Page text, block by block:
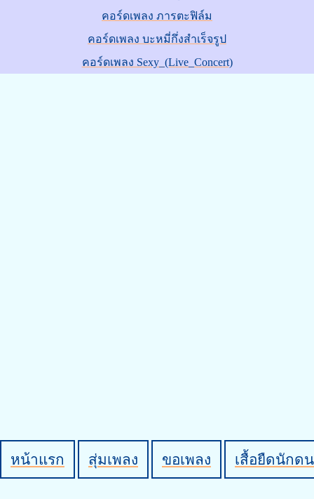
คอร์ดเพลง ภารตะฟิล์ม
คอร์ดเพลง บะหมี่กึ่งสำเร็จรูป
คอร์ดเพลง Sexy_(Live_Concert)
หน้าแรก สุ่มเพลง ขอเพลง เสื้อยืดนักด